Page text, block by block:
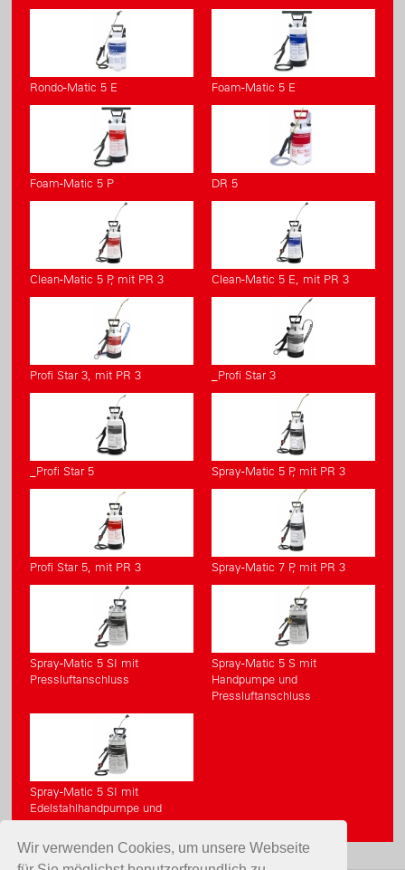
Wir verwenden Cookies, um unsere Webseite
Rondo-Matic 5 E Foam-Matic 5 E
Foam-Matic 5 P DR 5
Clean-Matic 5 P, mit PR 3 Clean-Matic 5 E, mit PR 3
Profi Star 3, mit PR 3 _Profi Star 3
_Profi Star 5 Spray-Matic 5 P, mit PR 3
Profi Star 5, mit PR 3 Spray-Matic 7 P, mit PR 3
Spray-Matic 5 SI mit
Pressluftanschluss
Spray-Matic 5 S mit
Handpumpe und
Pressluftanschluss
Spray-Matic 5 SI mit
Edelstahlhandpumpe und
Pressluftanschluss